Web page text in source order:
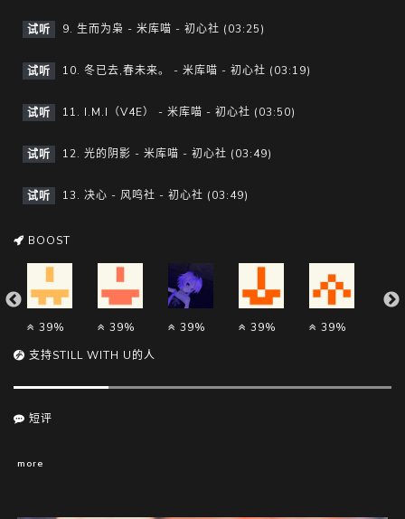
试听 9. 生而为枭 - 米库喵 - 初心社 (03:25)
试听 10. 冬已去,春未来。 - 米库喵 - 初心社 (03:19)
试听 11. I.M.I（V4E） - 米库喵 - 初心社 (03:50)
试听 12. 光的阴影 - 米库喵 - 初心社 (03:49)
试听 13. 决心 - 风鸣社 - 初心社 (03:49)
BOOST
39% 39% 39% 39% 39%
支持STILL WITH U的人
短评
more